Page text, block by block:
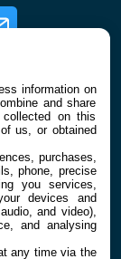
Newsletter
information on
and share
on this
us, or obtained
purchases,
phone, precise
you services,
devices and
and video),
and analysing
any time via the